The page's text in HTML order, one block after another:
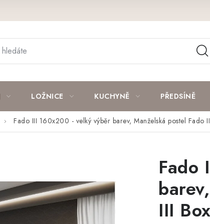
LOŽNICE KUCHYNĚ PŘEDSÍNĚ
Fado III 160x200 - velký výběr barev, Manželská postel Fado
Fado
III